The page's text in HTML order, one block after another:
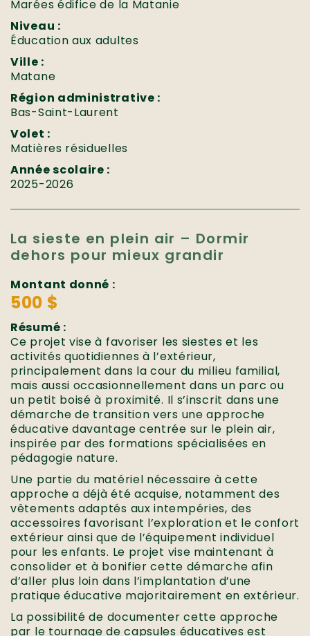
Marées édifice de la Matanie
Niveau :
Éducation aux adultes
Ville :
Matane
Région administrative :
Bas-Saint-Laurent
Volet :
Matières résiduelles
Année scolaire :
2025-2026
La sieste en plein air – Dormir
dehors pour mieux grandir
Montant donné :
500 $
Résumé :
Ce projet vise à favoriser les siestes et les
activités quotidiennes à l’extérieur,
principalement dans la cour du milieu familial,
mais aussi occasionnellement dans un parc ou
un petit boisé à proximité. Il s’inscrit dans une
démarche de transition vers une approche
éducative davantage centrée sur le plein air,
inspirée par des formations spécialisées en
pédagogie nature.
Une partie du matériel nécessaire à cette
approche a déjà été acquise, notamment des
vêtements adaptés aux intempéries, des
accessoires favorisant l’exploration et le confort
extérieur ainsi que de l’équipement individuel
pour les enfants. Le projet vise maintenant à
consolider et à bonifier cette démarche afin
d’aller plus loin dans l’implantation d’une
pratique éducative majoritairement en extérieur.
La possibilité de documenter cette approche
par le tournage de capsules éducatives est